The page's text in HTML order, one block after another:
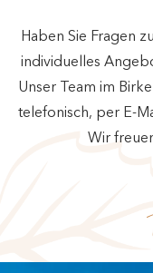
Haben Sie Fragen
individuelles
Unser Team im
telefonisch, per E-
Wir